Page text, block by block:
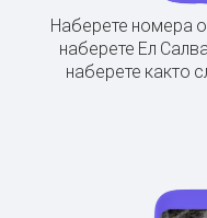
Наберете номера
наберете Ел
наберете както